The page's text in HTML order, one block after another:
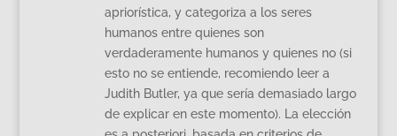
apriorística, y categoriza a los seres
humanos entre quienes son
verdaderamente humanos y quienes no (si
esto no se entiende, recomiendo leer a
Judith Butler, ya que sería demasiado largo
de explicar en este momento). La elección